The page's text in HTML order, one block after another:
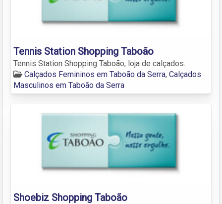
Tennis Station Shopping Taboão
Tennis Station Shopping Taboão, loja de calçados.
Calçados Femininos em Taboão da Serra, Calçados
Masculinos em Taboão da Serra
Shoebiz Shopping Taboão